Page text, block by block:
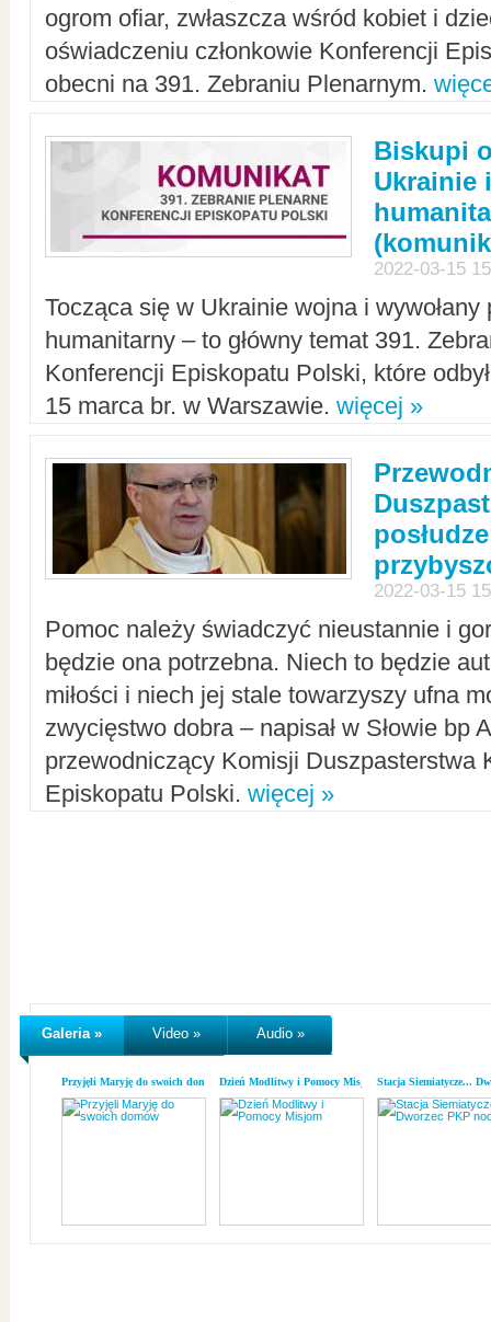
ogrom ofiar, zwłaszcza wśród kobiet i
oświadczeniu członkowie Konferencji
obecni na 391. Zebraniu Plenarnym.
Biskupi
Ukrainie
2022-03-15
Tocząca się w Ukrainie wojna i
humanitarny – to główny temat 391.
Konferencji Episkopatu Polski, które
15 marca br. w Warszawie. więcej »
2022-03-15
Pomoc należy świadczyć nieustannie i
będzie ona potrzebna. Niech to będzie
miłości i niech jej stale towarzyszy ufna
zwycięstwo dobra – napisał w Słowie bp
przewodniczący Komisji Duszpasterstwa
Episkopatu Polski. więcej »
Galeria » Video » Audio »
Przyjęli Maryję do swoich domówDzień Modlitwy i Pomocy MisjomStacja Siemiatycze...